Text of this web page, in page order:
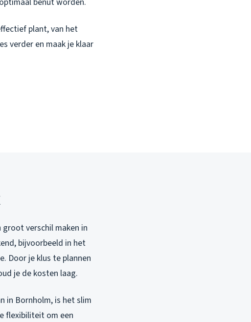
plant, van het
verder en maak je klaar
verschil maken in
bijvoorbeeld in het
Door je klus te plannen
je de kosten laag.
in Bornholm, is het slim
flexibiliteit om een